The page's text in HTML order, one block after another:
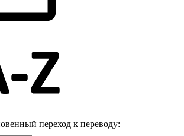
переход к переводу: